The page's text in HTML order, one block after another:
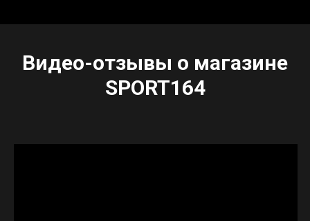
Видео-отзывы о магазине
SPORT164